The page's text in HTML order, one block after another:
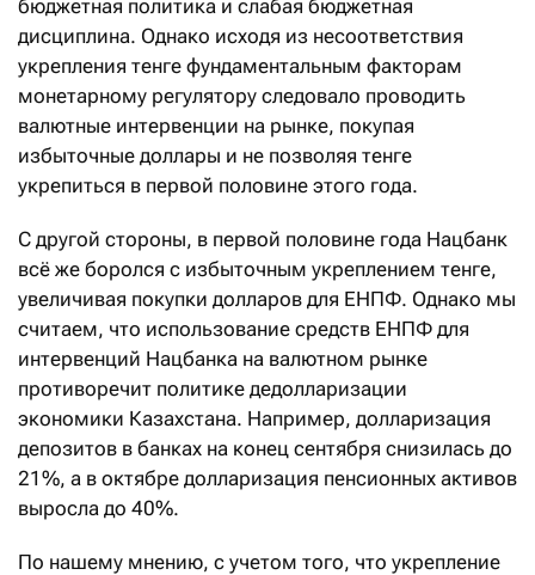
бюджетная политика и слабая бюджетная
дисциплина. Однако исходя из несоответствия
укрепления тенге фундаментальным факторам
монетарному регулятору следовало проводить
валютные интервенции на рынке, покупая
избыточные доллары и не позволяя тенге
укрепиться в первой половине этого года.
С другой стороны, в первой половине года Нацбанк
всё же боролся с избыточным укреплением тенге,
увеличивая покупки долларов для ЕНПФ. Однако мы
считаем, что использование средств ЕНПФ для
интервенций Нацбанка на валютном рынке
противоречит политике дедолларизации
экономики Казахстана. Например, долларизация
депозитов в банках на конец сентября снизилась до
21%, а в октябре долларизация пенсионных активов
выросла до 40%.
По нашему мнению, с учетом того, что укрепление